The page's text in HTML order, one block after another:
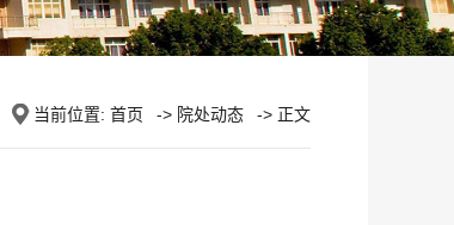
当前位置: 首页 -> 院处动态 -> 正文